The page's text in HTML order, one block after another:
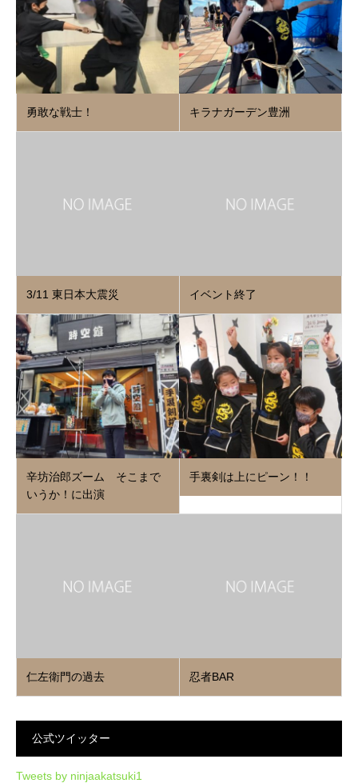
勇敢な戦士！ キラナガーデン豊洲
3/11 東日本大震災 イベント終了
辛坊治郎ズーム そこまで
いうか！に出演
手裏剣は上にピーン！！
仁左衛門の過去 忍者BAR
公式ツイッター
Tweets by ninjaakatsuki1